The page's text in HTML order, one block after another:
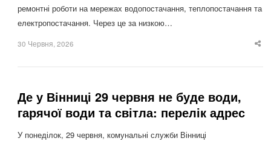
ремонтні роботи на мережах водопостачання, теплопостачання та
електропостачання. Через це за низкою…
30 Червня, 2026
Де у Вінниці 29 червня не буде води,
гарячої води та світла: перелік адрес
У понеділок, 29 червня, комунальні служби Вінниці